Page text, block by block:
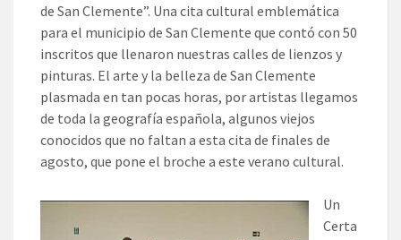
de San Clemente”. Una cita cultural emblemática
para el municipio de San Clemente que contó con 50
inscritos que llenaron nuestras calles de lienzos y
pinturas. El arte y la belleza de San Clemente
plasmada en tan pocas horas, por artistas llegamos
de toda la geografía española, algunos viejos
conocidos que no faltan a esta cita de finales de
agosto, que pone el broche a este verano cultural.
Un
Certa